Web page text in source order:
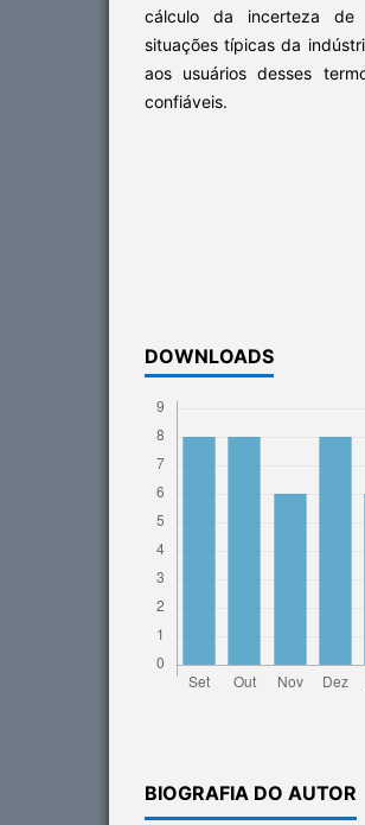
cálculo da incerteza de
situações típicas da
aos usuários desses
confiáveis.
DOWNLOADS
BIOGRAFIA DO AUTOR